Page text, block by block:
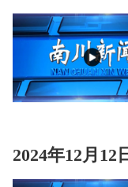
2024年12月12